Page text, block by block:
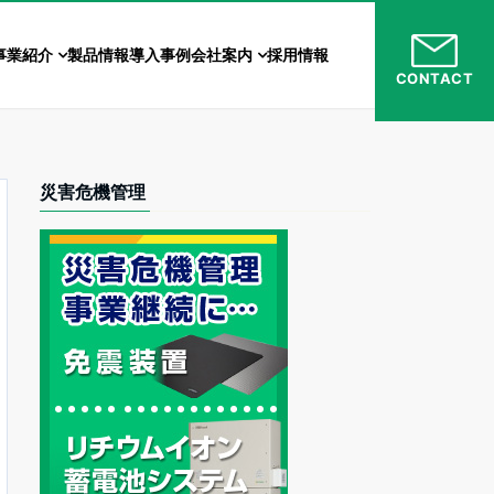
業紹介 製品情報導入事例会社案内 採用情報
CONTACT
災害危機管理